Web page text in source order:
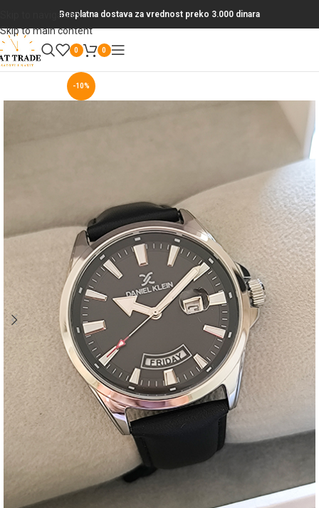
Skip to navigation
Skip to main content
Besplatna dostava za vrednost preko 3.000 dinara
0 0
-10%